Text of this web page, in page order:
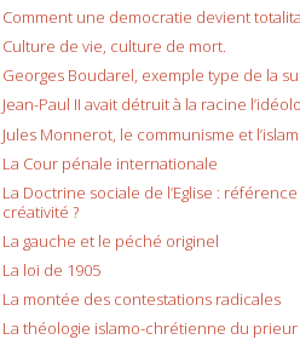
Comment une democratie devient
Culture de vie, culture de mort.
Georges Boudarel, exemple type de la
Jean-Paul II avait détruit à la racine
Jules Monnerot, le communisme et l’islam
La Cour pénale internationale
La Doctrine sociale de l’Eglise :
créativité ?
La gauche et le péché originel
La loi de 1905
La montée des contestations radicales
La théologie islamo-chrétienne du